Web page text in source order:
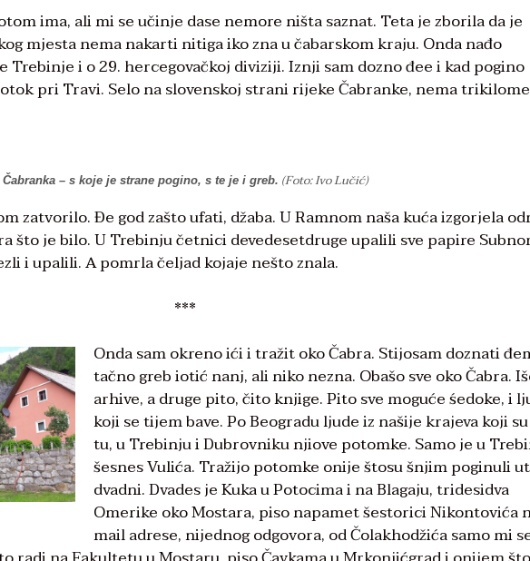
ima, ali mi se učinje dase nemore ništa saznat. Teta je zborila da je
mjesta nema nakarti nitiga iko zna u čabarskom kraju. Onda nađo
i o 29. hercegovačkoj diviziji. Iznji sam dozno đee i kad pogino
pri Travi. Selo na slovenskoj strani rijeke Čabranke, nema
Čabranka – s koje je strane pogino, s te je i greb. (Foto: Ivo Lučić)
zatvorilo. Đe god zašto ufati, džaba. U Ramnom naša kuća izgorjela
što je bilo. U Trebinju četnici devedesetdruge upalili sve papire
i upalili. A pomrla čeljad kojaje nešto znala.
***
Onda sam okreno ići i tražit oko Čabra. Stijosam doznati
tačno greb iotić nanj, ali niko nezna. Obašo sve oko Čabra.
arhive, a druge pito, čito knjige. Pito sve moguće śedoke, i
koji se tijem bave. Po Beogradu ljude iz našije krajeva koji
tu, u Trebinju i Dubrovniku njiove potomke. Samo je u
šesnes Vulića. Tražijo potomke onije štosu šnjim poginuli
dvadni. Dvades je Kuka u Potocima i na Blagaju, tridesidva
Omerike oko Mostara, piso napamet šestorici Nikontovića
mail adrese, nijednog odgovora, od Čolakhodžića samo mi